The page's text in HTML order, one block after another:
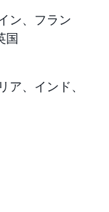
ン、フラン
国
ア、インド、